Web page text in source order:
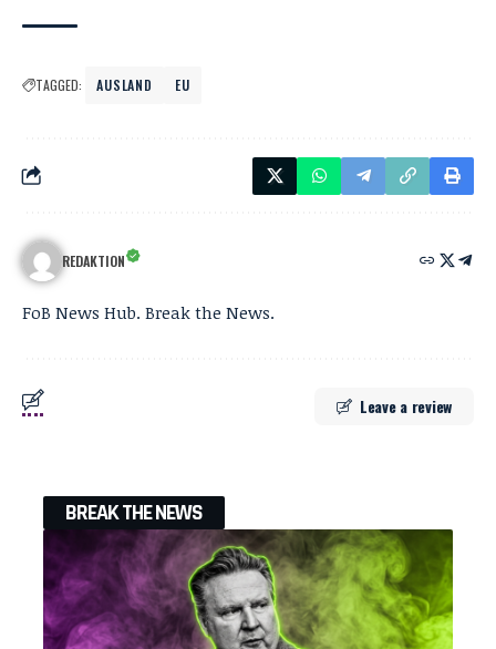
TAGGED: AUSLAND EU
REDAKTION
FoB News Hub. Break the News.
Leave a review
BREAK THE NEWS